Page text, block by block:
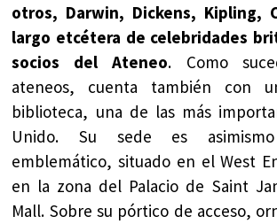
otros, Darwin, Dickens, Kipling,
largo etcétera de celebridades
socios del Ateneo. Como
ateneos, cuenta también con
biblioteca, una de las más
Unido. Su sede es
emblemático, situado en el West
en la zona del Palacio de Saint
Mall. Sobre su pórtico de acceso,